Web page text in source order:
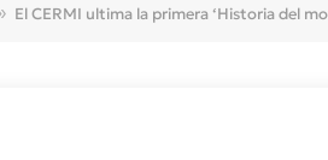
El CERMI ultima la primera ‘Historia del